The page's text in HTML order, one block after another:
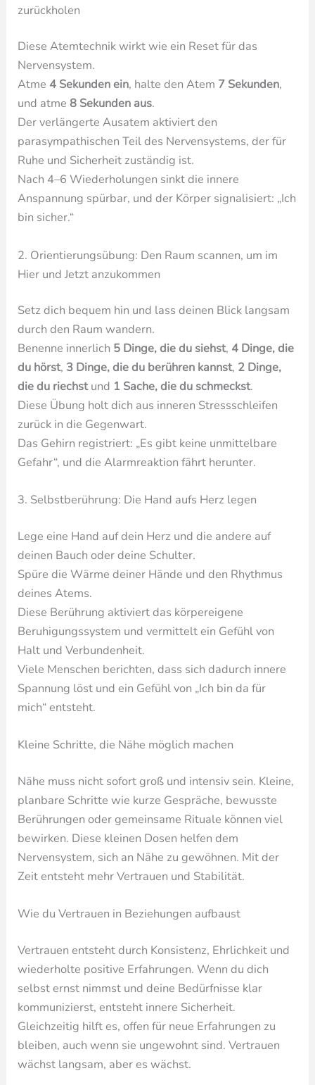
zurückholen
Diese Atemtechnik wirkt wie ein Reset für das
Nervensystem.
Atme 4 Sekunden ein, halte den Atem 7 Sekunden,
und atme 8 Sekunden aus.
Der verlängerte Ausatem aktiviert den
parasympathischen Teil des Nervensystems, der für
Ruhe und Sicherheit zuständig ist.
Nach 4–6 Wiederholungen sinkt die innere
Anspannung spürbar, und der Körper signalisiert: „Ich
bin sicher.“
2. Orientierungsübung: Den Raum scannen, um im
Hier und Jetzt anzukommen
Setz dich bequem hin und lass deinen Blick langsam
durch den Raum wandern.
Benenne innerlich 5 Dinge, die du siehst, 4 Dinge, die
du hörst, 3 Dinge, die du berühren kannst, 2 Dinge,
die du riechstund 1 Sache, die du schmeckst.
Diese Übung holt dich aus inneren Stressschleifen
zurück in die Gegenwart.
Das Gehirn registriert: „Es gibt keine unmittelbare
Gefahr“, und die Alarmreaktion fährt herunter.
3. Selbstberührung: Die Hand aufs Herz legen
Lege eine Hand auf dein Herz und die andere auf
deinen Bauch oder deine Schulter.
Spüre die Wärme deiner Hände und den Rhythmus
deines Atems.
Diese Berührung aktiviert das körpereigene
Beruhigungssystem und vermittelt ein Gefühl von
Halt und Verbundenheit.
Viele Menschen berichten, dass sich dadurch innere
Spannung löst und ein Gefühl von „Ich bin da für
mich“ entsteht.
Kleine Schritte, die Nähe möglich machen
Nähe muss nicht sofort groß und intensiv sein. Kleine,
planbare Schritte wie kurze Gespräche, bewusste
Berührungen oder gemeinsame Rituale können viel
bewirken. Diese kleinen Dosen helfen dem
Nervensystem, sich an Nähe zu gewöhnen. Mit der
Zeit entsteht mehr Vertrauen und Stabilität.
Wie du Vertrauen in Beziehungen aufbaust
Vertrauen entsteht durch Konsistenz, Ehrlichkeit und
wiederholte positive Erfahrungen. Wenn du dich
selbst ernst nimmst und deine Bedürfnisse klar
kommunizierst, entsteht innere Sicherheit.
Gleichzeitig hilft es, offen für neue Erfahrungen zu
bleiben, auch wenn sie ungewohnt sind. Vertrauen
wächst langsam, aber es wächst.